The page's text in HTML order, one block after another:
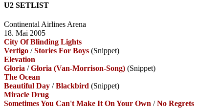
U2 SETLIST
Continental Airlines Arena
18. Mai 2005
City Of Blinding Lights
Vertigo /Stories For Boys (Snippet)
Elevation
Gloria /Gloria (Van-Morrison-Song) (Snippet)
The Ocean
Beautiful Day /Blackbird (Snippet)
Miracle Drug
Sometimes You Can't Make It On Your Own /No Regrets